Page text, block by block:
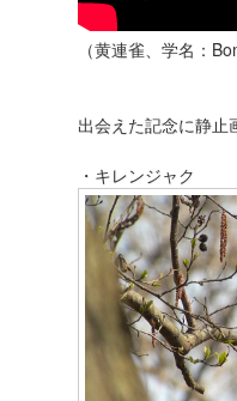
（黄連雀、学名：
出会えた記念に静止
・キレンジャク